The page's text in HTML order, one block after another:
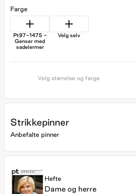
Farge
Pt97-1475 -
Genser med
sadelermer
Velg selv
Velg størrelse og farge
Strikkepinner
Anbefalte pinner
Hefte
Dame og herre